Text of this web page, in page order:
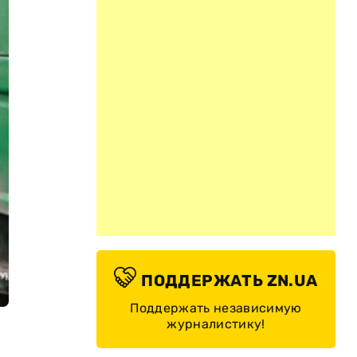
ПОДДЕРЖАТЬ ZN.UA
Поддержать независимую
журналистику!